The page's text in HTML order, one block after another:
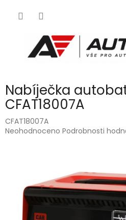
Nabíječka
CFAT18007A
CFAT18007A
Průměrné
hvězdiček.
Neohodnoceno Podrobnosti